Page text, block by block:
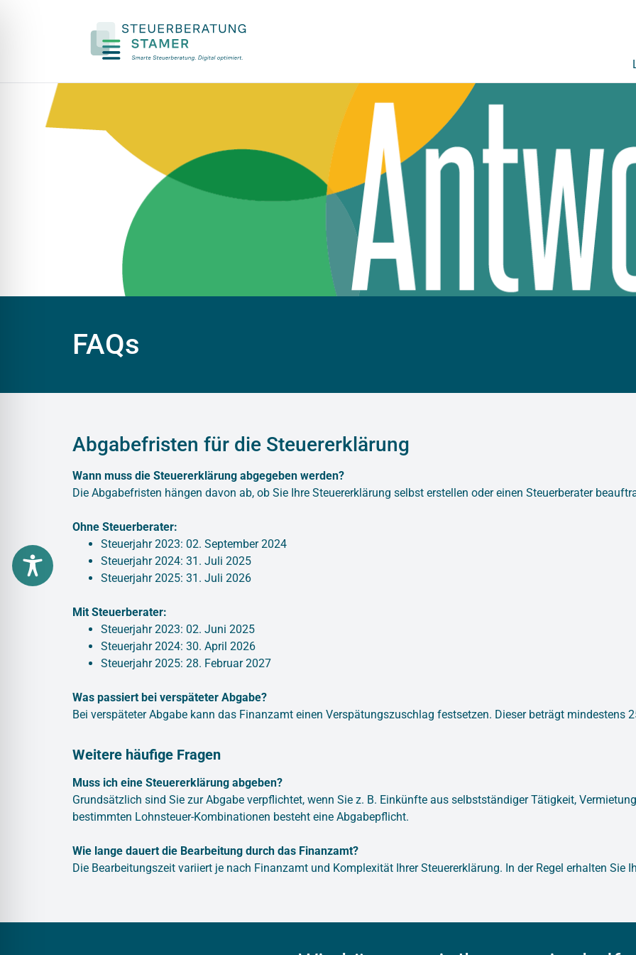
FAQs
Abgabefristen für die Steuererklärung
Wann muss die Steuererklärung abgegeben werden?
Die Abgabefristen hängen davon ab, ob Sie Ihre Steuererklärung selbst erstellen oder einen Steuerberater
Ohne Steuerberater:
Steuerjahr 2023: 02. September 2024
Steuerjahr 2024: 31. Juli 2025
Steuerjahr 2025: 31. Juli 2026
Mit Steuerberater:
Steuerjahr 2023: 02. Juni 2025
Steuerjahr 2024: 30. April 2026
Steuerjahr 2025: 28. Februar 2027
Was passiert bei verspäteter Abgabe?
Bei verspäteter Abgabe kann das Finanzamt einen Verspätungszuschlag festsetzen. Dieser beträgt mindestens
Weitere häufige Fragen
Muss ich eine Steuererklärung abgeben?
Grundsätzlich sind Sie zur Abgabe verpflichtet, wenn Sie z. B. Einkünfte aus selbstständiger Tätigkeit,
bestimmten Lohnsteuer-Kombinationen besteht eine Abgabepflicht.
Wie lange dauert die Bearbeitung durch das Finanzamt?
Die Bearbeitungszeit variiert je nach Finanzamt und Komplexität Ihrer Steuererklärung. In der Regel erhalten Sie